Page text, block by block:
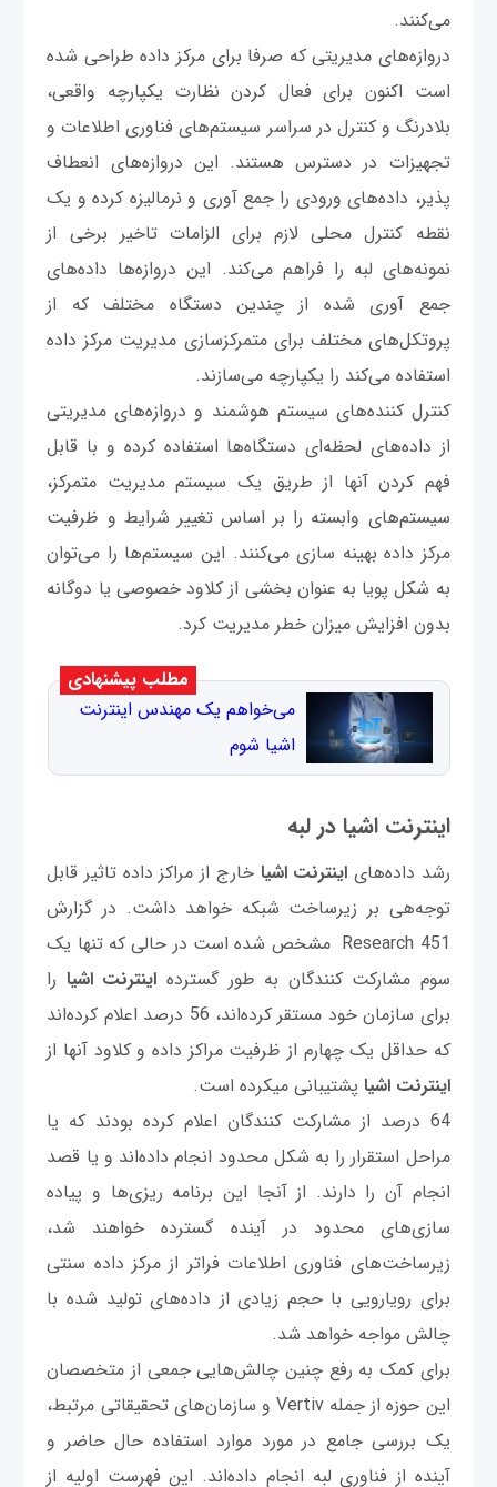
می‌کنند.
دروازه‌های مدیریتی که صرفا برای مرکز داده طراحی شده
است اکنون برای فعال کردن نظارت یکپارچه واقعی،
بلادرنگ و کنترل در سراسر سیستم‌های فناوری اطلاعات و
تجهیزات در دسترس هستند. این دروازه‌های انعطاف
پذیر، داده‌های ورودی را جمع آوری و نرمالیزه کرده و یک
نقطه کنترل محلی لازم برای الزامات تاخیر برخی از
نمونه‌های لبه را فراهم می‌کند. این دروازه‌ها داده‌های
جمع آوری شده از چندین دستگاه مختلف که از
پروتکل‌های مختلف برای متمرکزسازی مدیریت مرکز داده
استفاده می‌کند را یکپارچه می‌سازند.
کنترل کننده‌های سیستم هوشمند و دروازه‌های مدیریتی
از داده‌های لحظه‌ای دستگاه‌ها استفاده کرده و با قابل
فهم کردن آنها از طریق یک سیستم مدیریت متمرکز،
سیستم‌های وابسته را بر اساس تغییر شرایط و ظرفیت
مرکز داده بهینه سازی می‌کنند. این سیستم‌ها را می‌توان
به شکل پویا به عنوان بخشی از کلاود خصوصی یا دوگانه
بدون افزایش میزان خطر مدیریت کرد.
مطلب پیشنهادی
می‌خواهم یک مهندس اینترنت
اشیا شوم
اینترنت اشیا در لبه
رشد داده‌های اینترنت اشیاخارج از مراکز داده تاثیر قابل
توجه‌هی بر زیرساخت شبکه خواهد داشت. در گزارش
451 Research مشخص شده است در حالی که تنها یک
سوم مشارکت کنندگان به طور گسترده اینترنت اشیا را
برای سازمان خود مستقر کرده‌اند، 56 درصد اعلام کرده‌اند
که حداقل یک چهارم از ظرفیت مراکز داده و کلاود آنها از
اینترنت اشیا پشتیبانی میکرده است.
64 درصد از مشارکت کنندگان اعلام کرده بودند که یا
مراحل استقرار را به شکل محدود انجام داده‌اند و یا قصد
انجام آن را دارند. از آنجا این برنامه ریزی‌ها و پیاده
سازی‌های محدود در آینده گسترده خواهند شد،
زیرساخت‌های فناوری اطلاعات فراتر از مرکز داده سنتی
برای رویارویی با حجم زیادی از داده‌های تولید شده با
چالش مواجه خواهد شد.
برای کمک به رفع چنین چالش‌هایی جمعی از متخصصان
این حوزه از جمله Vertiv و سازمان‌های تحقيقاتی مرتبط،
یک بررسی جامع در مورد موارد استفاده حال حاضر و
آینده از فناوری لبه انجام داده‌اند. این فهرست اولیه از